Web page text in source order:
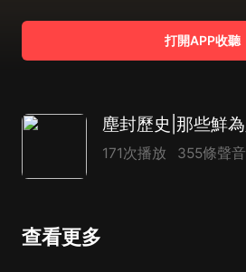
打開APP收聽
171次播放 355條聲音
查看更多